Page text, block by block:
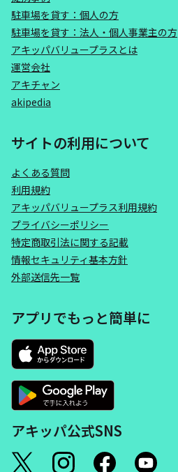
駐車場を貸す：個人の方
駐車場を貸す：法人・個人事業主の方
アキッパバリュープラスとは
運営会社
アキチャン
akipedia
サイトの利用について
よくある質問
利用規約
アキッパバリュープラス利用規約
プライバシーポリシー
特定商取引法に関する記載
情報セキュリティ基本方針
外部送信先一覧
アプリでもっと簡単に
アキッパ公式SNS